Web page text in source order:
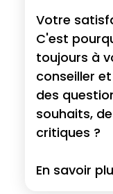
Votre
C'est
toujours à
conseiller
des
souhaits,
critiques ?
En savoir